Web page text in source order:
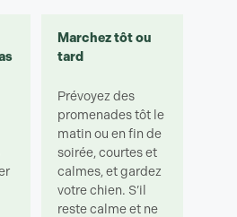
Marchez tôt ou
tard
Prévoyez des
promenades tôt le
matin ou en fin de
soirée, courtes et
calmes, et gardez
votre chien. S’il
reste calme et ne